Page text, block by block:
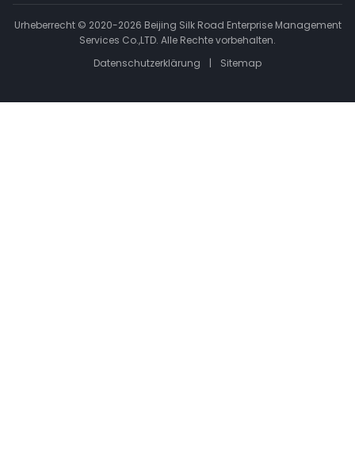
Urheberrecht © 2020-2026 Beijing Silk Road Enterprise Management
Services Co.,LTD. Alle Rechte vorbehalten.
Datenschutzerklärung
| Sitemap